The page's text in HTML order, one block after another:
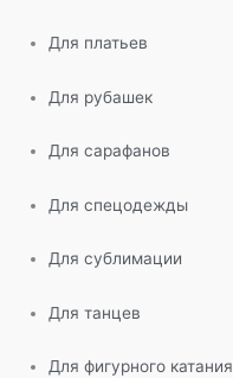
Для платьев
Для рубашек
Для сарафанов
Для спецодежды
Для сублимации
Для танцев
Для фигурного катания